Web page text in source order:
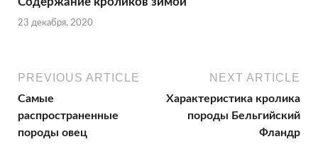
23 декабря, 2020
PREVIOUS ARTICLE
Самые
распространенные
породы овец
NEXT ARTICLE
Характеристика кролика
породы Бельгийский
Фландр